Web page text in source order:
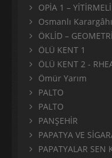
OPİA 1 –
Osmanlı
ÖKLİD –
ÖLÜ KENT 1
ÖLÜ KENT 2 -
Ömür Yarım
PALTO
PALTO
PANŞEHİR
PAPATYA VE
PAPATYALAR SEN